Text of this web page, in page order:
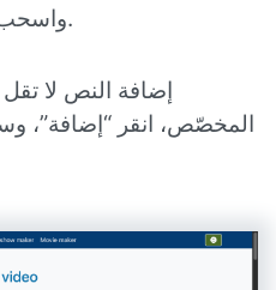
واسحب الملف إلى موضعه الجديد.
إضافة النص لا
المخصّص، انقر “إضافة”،